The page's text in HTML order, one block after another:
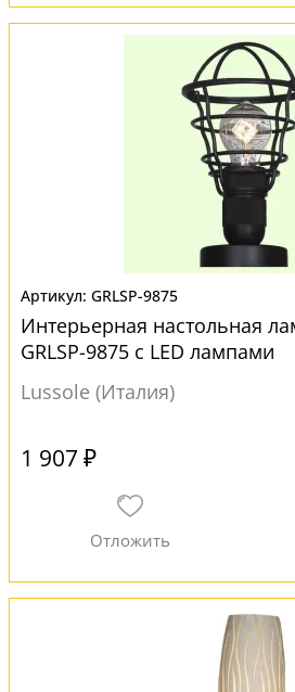
GRLSP-9875
Интерьерная настольная
GRLSP-9875 с LED лампами
Lussole (Италия)
1 907 ₽